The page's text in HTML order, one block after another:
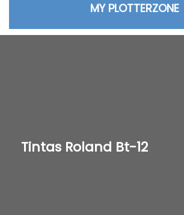
MY PLOTTERZONE
Tintas Roland Bt-12